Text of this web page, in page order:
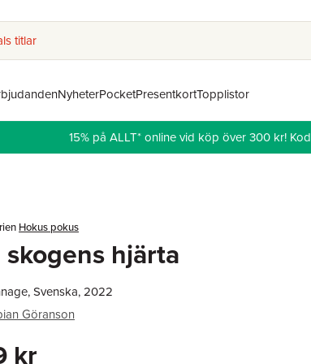
titlar
NyheterPocketPresentkortTopplistor
15% på ALLT* online vid köp över 300 kr! Kod
Hokus pokus
hjärta
Svenska, 2022
Göranson
kr